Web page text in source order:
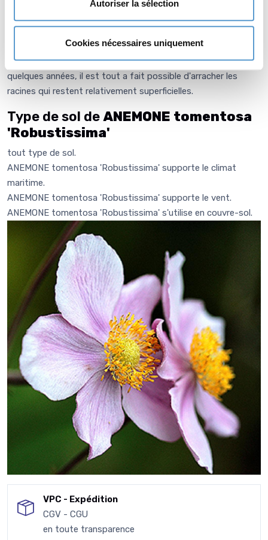
Autoriser la sélection
Cookies nécessaires uniquement
particulier. La partie externe va sécher durant l'hiver, se
décomposer et laisser de la place pour la végétation
printanière. Si la plante prend trop d'expension au bout de
quelques années, il est tout a fait possible d'arracher les
racines qui restent relativement superficielles.
Type de sol deANEMONE tomentosa
'Robustissima'
tout type de sol.
ANEMONE tomentosa 'Robustissima' supporte le climat
maritime.
ANEMONE tomentosa 'Robustissima' supporte le vent.
ANEMONE tomentosa 'Robustissima' s'utilise en couvre-sol.
VPC - Expédition
CGV - CGU
en toute transparence